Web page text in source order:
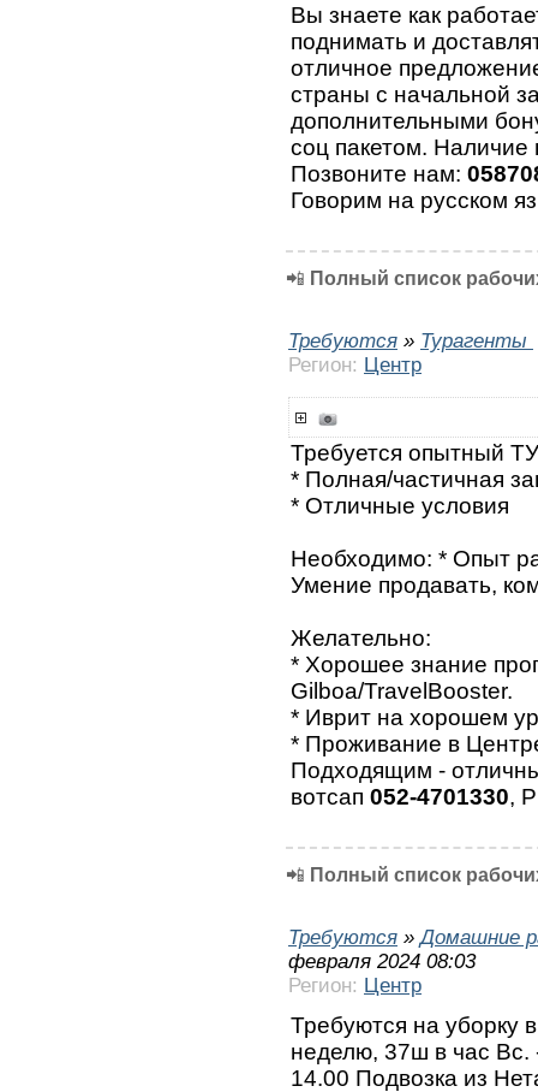
Вы знаете как
поднимать и
отличное
страны с начальной
дополнительными
соц пакетом. Наличие
Позвоните нам:
Говорим на русском
📲 Полный список
Требуются » Турагенты
Регион: Центр
Требуется опытный
* Полная/частичная
* Отличные условия
Необходимо: * Опыт
Умение продавать,
Желательно:
* Хорошее знание
Gilboa/TravelBooster.
* Иврит на хорошем
* Проживание в
Подходящим -
вотсап 052-4701330,
📲 Полный список
Требуются »Домашние
февраля 2024 08:03
Регион: Центр
Требуются на уборку
неделю, 37ш в час Вс.
14.00 Подвозка из